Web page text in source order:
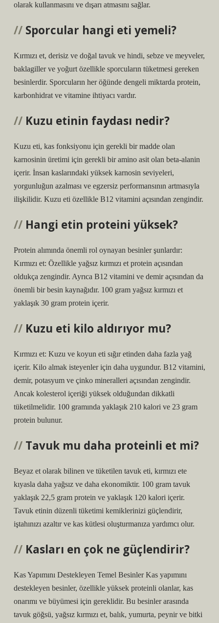
olarak kullanmasını ve dışarı atmasını sağlar.
Sporcular hangi eti yemeli?
Kırmızı et, derisiz ve doğal tavuk ve hindi, sebze ve meyveler,
baklagiller ve yoğurt özellikle sporcuların tüketmesi gereken
besinlerdir. Sporcuların her öğünde dengeli miktarda protein,
karbonhidrat ve vitamine ihtiyacı vardır.
Kuzu etinin faydası nedir?
Kuzu eti, kas fonksiyonu için gerekli bir madde olan
karnosinin üretimi için gerekli bir amino asit olan beta-alanin
içerir. İnsan kaslarındaki yüksek karnosin seviyeleri,
yorgunluğun azalması ve egzersiz performansının artmasıyla
ilişkilidir. Kuzu eti özellikle B12 vitamini açısından zengindir.
Hangi etin proteini yüksek?
Protein alımında önemli rol oynayan besinler şunlardır:
Kırmızı et: Özellikle yağsız kırmızı et protein açısından
oldukça zengindir. Ayrıca B12 vitamini ve demir açısından da
önemli bir besin kaynağıdır. 100 gram yağsız kırmızı et
yaklaşık 30 gram protein içerir.
Kuzu eti kilo aldırıyor mu?
Kırmızı et: Kuzu ve koyun eti sığır etinden daha fazla yağ
içerir. Kilo almak isteyenler için daha uygundur. B12 vitamini,
demir, potasyum ve çinko mineralleri açısından zengindir.
Ancak kolesterol içeriği yüksek olduğundan dikkatli
tüketilmelidir. 100 gramında yaklaşık 210 kalori ve 23 gram
protein bulunur.
Tavuk mu daha proteinli et mi?
Beyaz et olarak bilinen ve tüketilen tavuk eti, kırmızı ete
kıyasla daha yağsız ve daha ekonomiktir. 100 gram tavuk
yaklaşık 22,5 gram protein ve yaklaşık 120 kalori içerir.
Tavuk etinin düzenli tüketimi kemiklerinizi güçlendirir,
iştahınızı azaltır ve kas kütlesi oluşturmanıza yardımcı olur.
Kasları en çok ne güçlendirir?
Kas Yapımını Destekleyen Temel Besinler Kas yapımını
destekleyen besinler, özellikle yüksek proteinli olanlar, kas
onarımı ve büyümesi için gereklidir. Bu besinler arasında
tavuk göğsü, yağsız kırmızı et, balık, yumurta, peynir ve bitki